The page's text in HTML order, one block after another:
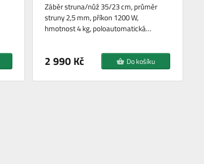
Záběr struna/nůž 35/23 cm, průměr
struny 2,5 mm, příkon 1200 W,
hmotnost 4 kg, poloautomatická…
2 990 Kč Do košíku